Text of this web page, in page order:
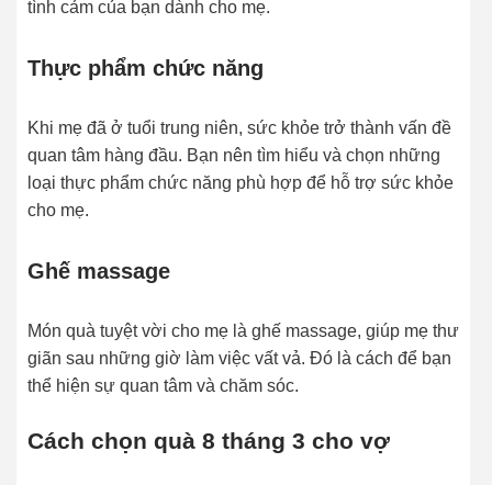
tình cảm của bạn dành cho mẹ.
Thực phẩm chức năng
Khi mẹ đã ở tuổi trung niên, sức khỏe trở thành vấn đề
quan tâm hàng đầu. Bạn nên tìm hiểu và chọn những
loại thực phẩm chức năng phù hợp để hỗ trợ sức khỏe
cho mẹ.
Ghế massage
Món quà tuyệt vời cho mẹ là ghế massage, giúp mẹ thư
giãn sau những giờ làm việc vất vả. Đó là cách để bạn
thể hiện sự quan tâm và chăm sóc.
Cách chọn quà 8 tháng 3 cho vợ